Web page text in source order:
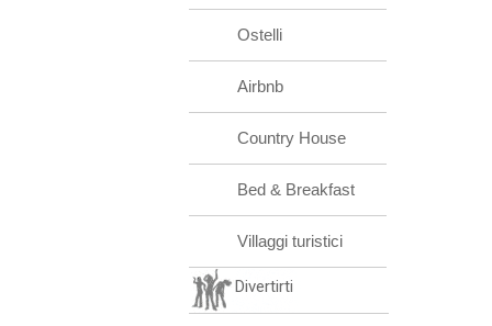
Ostelli
Airbnb
Country House
Bed & Breakfast
Villaggi turistici
Divertirti